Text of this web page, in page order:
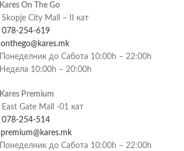
Kares On The Go
Skopje City Mall – II кат
078-254-619
onthego@kares.mk
Понеделник до Сабота 10:00h – 22:00h
Недела 10:00h – 20:00h
Kares Premium
East Gate Mall -01 кат
078-254-514
premium@kares.mk
Понеделник до Сабота 10:00h – 22:00h